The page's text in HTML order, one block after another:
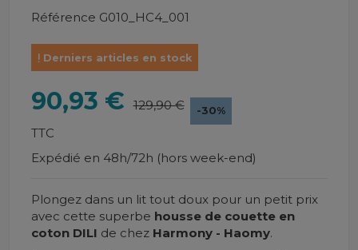
Référence G010_HC4_001
Derniers articles en stock
90,93 € 129,90 € -30%
TTC
Expédié en 48h/72h (hors week-end)
Plongez dans un lit tout doux pour un petit prix
avec cette superbe housse de couette en
coton DILI de chez Harmony - Haomy.